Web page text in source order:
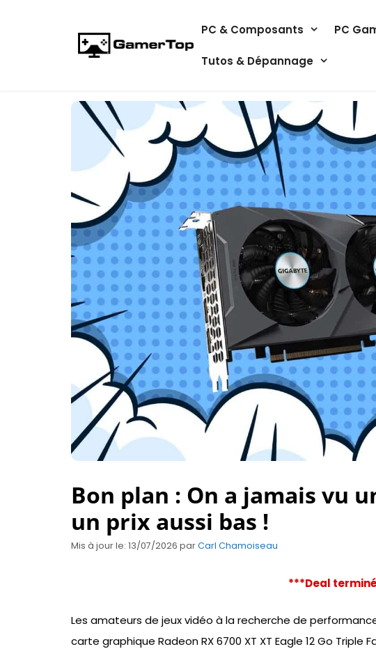
PC & Composants PC
Tutos & Dépannage
Bon plan : On a jamais vu
un prix aussi bas !
Mis à jour le: 13/07/2026 parCarl Chamoiseau
***Deal
Les amateurs de jeux vidéo à la recherche de
carte graphique Radeon RX 6700 XT XT Eagle 12 Go Triple